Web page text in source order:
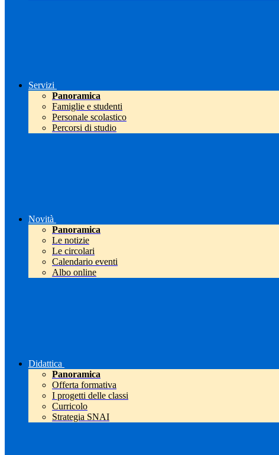
Servizi
Panoramica
Famiglie e studenti
Personale scolastico
Percorsi di studio
Novità
Panoramica
Le notizie
Le circolari
Calendario eventi
Albo online
Didattica
Panoramica
Offerta formativa
I progetti delle classi
Curricolo
Strategia SNAI